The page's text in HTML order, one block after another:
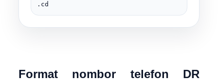
.cd
Format nombor telefon DR